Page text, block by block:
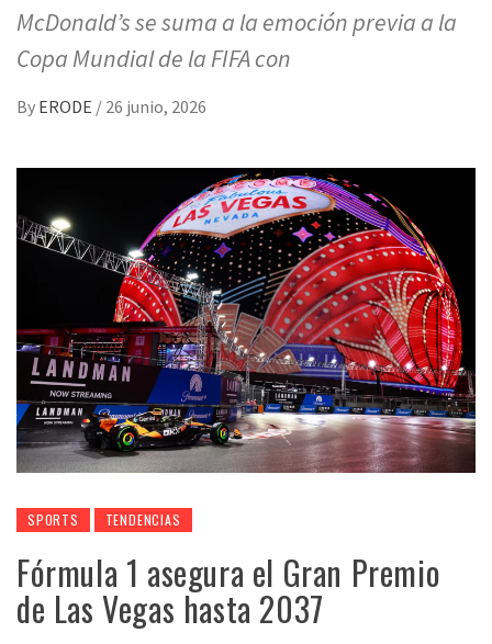
McDonald’s se suma a la emoción previa a la
Copa Mundial de la FIFA con
By ERODE / 26 junio, 2026
SPORTS TENDENCIAS
Fórmula 1 asegura el Gran Premio
de Las Vegas hasta 2037